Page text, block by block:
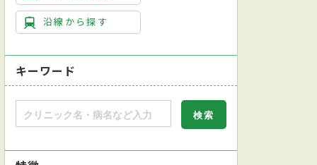
沿線から探す
キーワード